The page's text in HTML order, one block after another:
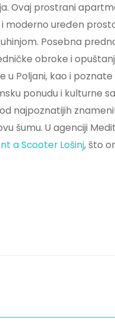
Ovaj prostrani
moderno uređen
Posebna
obroke i
u Poljani, kao i
ponudu i kulturne
najpoznatijih
šumu. U agenciji
a Scooter Lošinj, što